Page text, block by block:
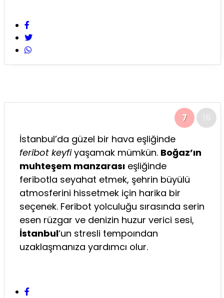
7
İstanbul’da güzel bir hava eşliğinde
feribot keyfiyaşamak mümkün. Boğaz’ın
muhteşem manzarası eşliğinde
feribotla seyahat etmek, şehrin büyülü
atmosferini hissetmek için harika bir
seçenek. Feribot yolculuğu sırasında serin
esen rüzgar ve denizin huzur verici sesi,
İstanbul‘un stresli tempoından
uzaklaşmanıza yardımcı olur.